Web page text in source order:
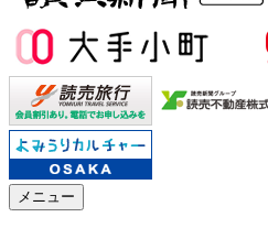
メニュー